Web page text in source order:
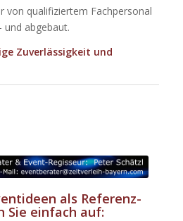
von qualifiziertem Fachpersonal
abgebaut.
Zuverlässigkeit und
als Referenz-
Sie einfach auf: